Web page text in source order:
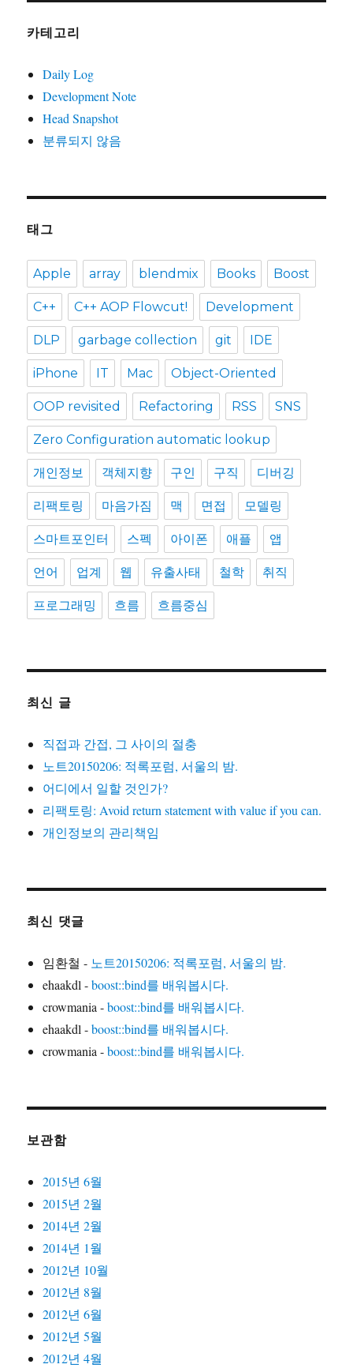
카테고리
Daily Log
Development Note
Head Snapshot
분류되지 않음
태그
Apple array blendmix Books Boost
C++ C++ AOP Flowcut! Development
DLP garbage collection git IDE
iPhone IT Mac Object-Oriented
OOP revisited Refactoring RSS SNS
Zero Configuration automatic lookup
개인정보 객체지향 구인 구직 디버깅
리팩토링 마음가짐 맥 면접 모델링
스마트포인터 스펙 아이폰 애플 앱
언어 업계 웹 유출사태 철학 취직
프로그래밍 흐름 흐름중심
최신 글
직접과 간접, 그 사이의 절충
노트20150206: 적록포럼, 서울의 밤.
어디에서 일할 것인가?
리팩토링: Avoid return statement with value if you can.
개인정보의 관리책임
최신 댓글
임환철 - 노트20150206: 적록포럼, 서울의 밤.
ehaakdl-boost::bind를 배워봅시다.
crowmania-boost::bind를 배워봅시다.
ehaakdl-boost::bind를 배워봅시다.
crowmania-boost::bind를 배워봅시다.
보관함
2015년 6월
2015년 2월
2014년 2월
2014년 1월
2012년 10월
2012년 8월
2012년 6월
2012년 5월
2012년 4월